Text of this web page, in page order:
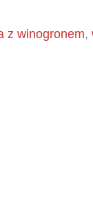
z winogronem,